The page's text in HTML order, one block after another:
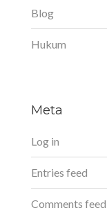
Blog
Hukum
Meta
Log in
Entries feed
Comments feed